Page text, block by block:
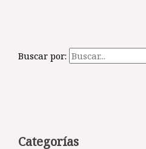
Buscar por:
Categorías